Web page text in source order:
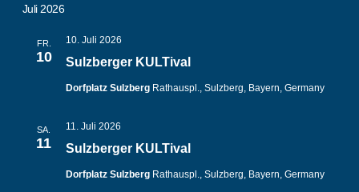
Juli 2026
FR.
10 Sulzberger KULTival
10. Juli 2026
Dorfplatz Sulzberg Rathauspl., Sulzberg, Bayern, Germany
SA.
11 Sulzberger KULTival
11. Juli 2026
Dorfplatz Sulzberg Rathauspl., Sulzberg, Bayern, Germany